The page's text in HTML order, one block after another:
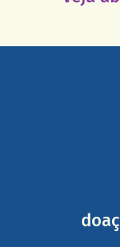
mail